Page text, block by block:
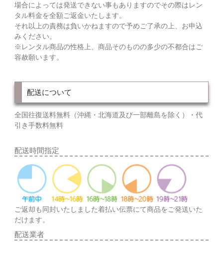
場合によっては発送できない事もありますのでその際はレン
タル料金を全額ご返金いたします。
それ以上の責務は負いかねますので予めご了承の上、お申込
みください。
※レンタル商品の性格上、商品そのものの多少の不都合はご
容赦願います。
配送について
全国往復送料無料（沖縄・北海道及び一部離島を除く）・代
引き手数料無料
配送時間指定
ご返却も同封いたしました着払い伝票にて商品をご発送いた
だけます。
配送業者